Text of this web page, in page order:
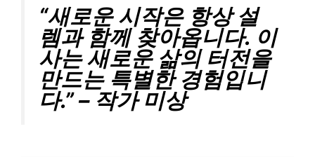
“새로운 시작은 항상 설
렘과 함께 찾아옵니다. 이
사는 새로운 삶의 터전을
만드는 특별한 경험입니
다.” – 작가 미상